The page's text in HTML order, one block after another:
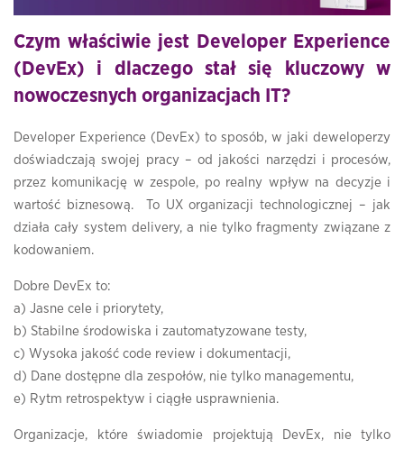
Czym właściwie jest Developer Experience
(DevEx) i dlaczego stał się kluczowy w
nowoczesnych organizacjach IT?
Developer Experience (DevEx) to sposób, w jaki deweloperzy
doświadczają swojej pracy – od jakości narzędzi i procesów,
przez komunikację w zespole, po realny wpływ na decyzje i
wartość biznesową. To UX organizacji technologicznej – jak
działa cały system delivery, a nie tylko fragmenty związane z
kodowaniem.
Dobre DevEx to:
a) Jasne cele i priorytety,
b) Stabilne środowiska i zautomatyzowane testy,
c) Wysoka jakość code review i dokumentacji,
d) Dane dostępne dla zespołów, nie tylko managementu,
e) Rytm retrospektyw i ciągłe usprawnienia.
Organizacje, które świadomie projektują DevEx, nie tylko